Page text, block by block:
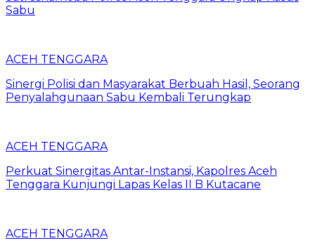
Sabu
ACEH TENGGARA
Sinergi Polisi dan Masyarakat Berbuah Hasil, Seorang
Penyalahgunaan Sabu Kembali Terungkap
ACEH TENGGARA
Perkuat Sinergitas Antar-Instansi, Kapolres Aceh
Tenggara Kunjungi Lapas Kelas II B Kutacane
ACEH TENGGARA